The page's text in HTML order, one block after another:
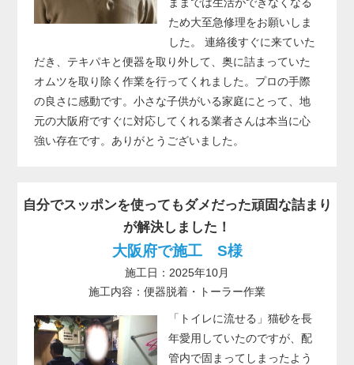
ため大至急修理をお願いしま
した。 連絡後すぐに来ていた
だき、テキパキと便器を取り外して、奥に詰まっていた
オムツを取り除く作業を行ってくれました。プロの手際
の良さに感動です。小さな子供がいる家庭にとって、地
元の大阪府ですぐに対応してくれる業者さんは本当に心
強い存在です。ありがとうございました。
自分でスッポンを使ってもダメだった頑固な詰まり
が解決しました！
大阪府で施工 S様
施工日：2025年10月
施工内容：便器脱着・トーラー作業
「トイレに流せる」猫砂を長
年愛用していたのですが、配
管内で固まってしまったよう